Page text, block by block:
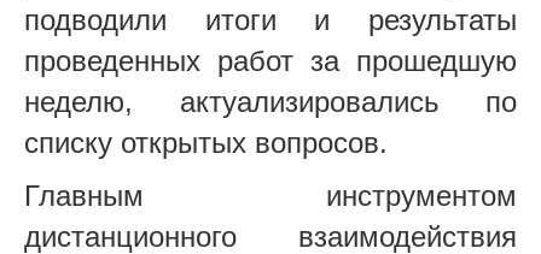
подводили итоги и результаты
проведенных работ за прошедшую
неделю, актуализировались по
списку открытых вопросов.
Главным инструментом
дистанционного взаимодействия